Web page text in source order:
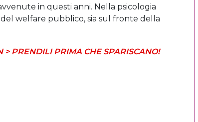
in questi anni. Nella psicologia
welfare pubblico, sia sul fronte della
PRENDILI PRIMA CHE SPARISCANO!